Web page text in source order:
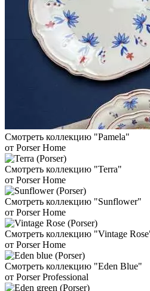
Смотреть коллекцию "Pamela"
от Porser Home
Смотреть коллекцию "Terra"
от Porser Home
Смотреть коллекцию "Sunflower"
от Porser Home
Смотреть коллекцию "Vintage
от Porser Home
Смотреть коллекцию "Eden Blue"
от Porser Professional